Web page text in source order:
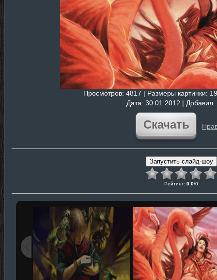
Просмотров: 4817 | Размеры картинки:
Дата: 30.01.2012 | Добавил:
Скачать
Рейтинг: 0.0/0